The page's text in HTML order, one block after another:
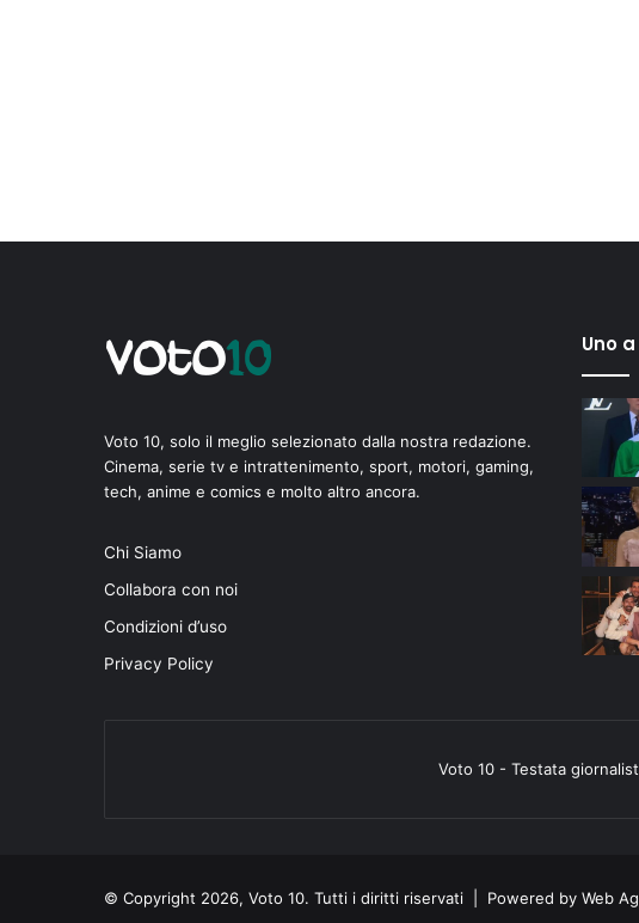
Voto 10, solo il meglio selezionato dalla nostra redazione.
Cinema, serie tv e intrattenimento, sport, motori, gaming,
tech, anime e comics e molto altro ancora.
Chi Siamo
Collabora con noi
Condizioni d’uso
Privacy Policy
Uno
Voto 10 - Testata
© Copyright 2026, Voto 10. Tutti i diritti riservati | Powered by Web